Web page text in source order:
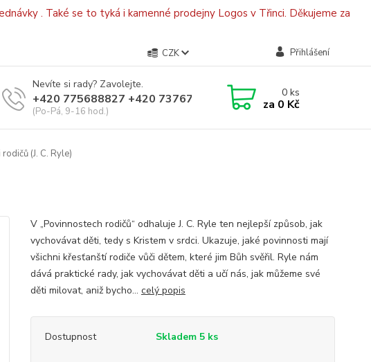
. Také se to tyká i kamenné prodejny Logos v Třinci. Děkujeme za
CZK Přihlášení
Nevíte si rady? Zavolejte.
+420 775688827 +420 737670415
(Po-Pá, 9-16 hod.)
0ks
za 0 Kč
(J. C. Ryle)
V „Povinnostech rodičů“ odhaluje J. C. Ryle ten nejlepší způsob, jak
vychovávat děti, tedy s Kristem v srdci. Ukazuje, jaké povinnosti mají
všichni křesťanští rodiče vůči dětem, které jim Bůh svěřil. Ryle nám
dává praktické rady, jak vychovávat děti a učí nás, jak můžeme své
děti milovat, aniž bycho... celý popis
Dostupnost Skladem 5 ks